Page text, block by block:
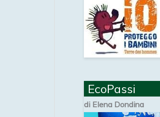
EcoPassi
di Elena Dondina